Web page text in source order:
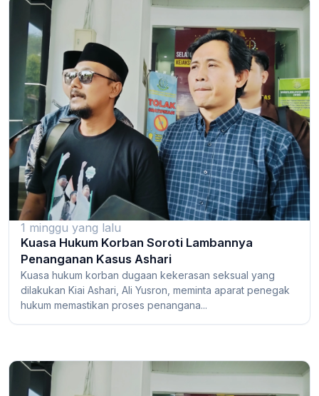
1 minggu yang lalu
Kuasa Hukum Korban Soroti Lambannya
Penanganan Kasus Ashari
Kuasa hukum korban dugaan kekerasan seksual yang
dilakukan Kiai Ashari, Ali Yusron, meminta aparat penegak
hukum memastikan proses penangana...